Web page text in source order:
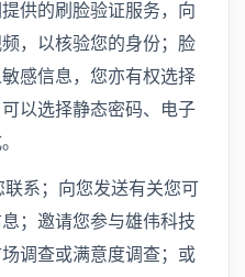
供的刷脸验证服务，向
，以核验您的身份；脸
感信息，您亦有权选择
以选择静态密码、电子
系；向您发送有关您可
；邀请您参与雄伟科技
调查或满意度调查；或